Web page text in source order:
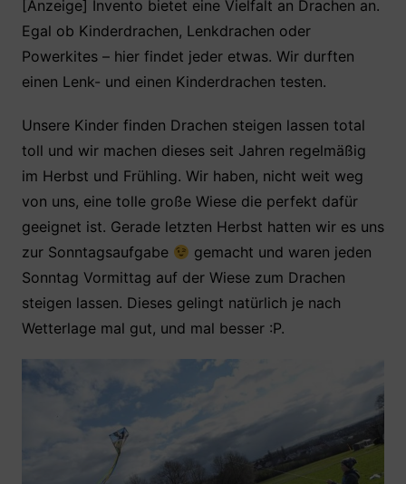
c
e
b
o
k
itt
er
at
s
A
p
er
e
st
le
n
[Anzeige] Invento bietet eine Vielfalt an Drachen an.
Egal ob Kinderdrachen, Lenkdrachen oder
Powerkites – hier findet jeder etwas. Wir durften
einen Lenk- und einen Kinderdrachen testen.
Unsere Kinder finden Drachen steigen lassen total
toll und wir machen dieses seit Jahren regelmäßig
im Herbst und Frühling. Wir haben, nicht weit weg
von uns, eine tolle große Wiese die perfekt dafür
geeignet ist. Gerade letzten Herbst hatten wir es uns
zur Sonntagsaufgabe
gemacht und waren jeden
Sonntag Vormittag auf der Wiese zum Drachen
steigen lassen. Dieses gelingt natürlich je nach
Wetterlage mal gut, und mal besser :P.